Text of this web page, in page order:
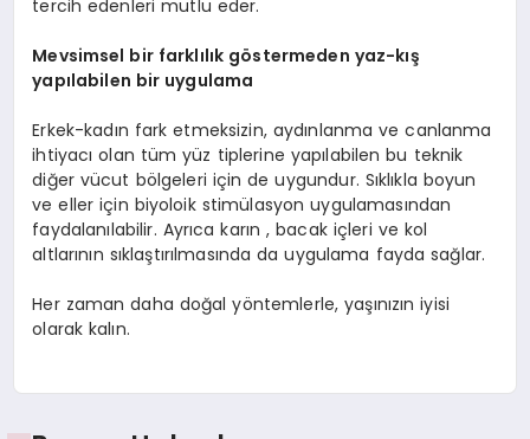
tercih edenleri mutlu eder.
Mevsimsel bir farklılık göstermeden yaz-kış
yapılabilen bir uygulama
Erkek-kadın fark etmeksizin, aydınlanma ve canlanma
ihtiyacı olan tüm yüz tiplerine yapılabilen bu teknik
diğer vücut bölgeleri için de uygundur. Sıklıkla boyun
ve eller için biyoloik stimülasyon uygulamasından
faydalanılabilir. Ayrıca karın , bacak içleri ve kol
altlarının sıklaştırılmasında da uygulama fayda sağlar.
Her zaman daha doğal yöntemlerle, yaşınızın iyisi
olarak kalın.